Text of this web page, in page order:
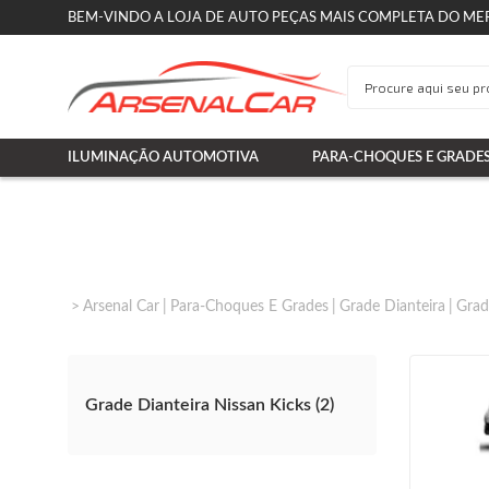
BEM-VINDO A LOJA DE AUTO PEÇAS MAIS COMPLETA DO
ILUMINAÇÃO AUTOMOTIVA PARA-CHOQUES E
Arsenal Car Para-Choques E Grades Grade Dianteira
Grade Dianteira Nissan Kicks (2)